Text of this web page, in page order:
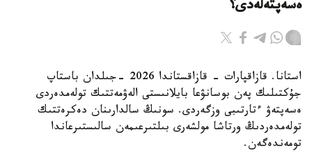
ەسەپتەلەدى؟
استانا. قازاقپارات - قازاقستاندا 2026 -جىلدان باستاپ
جۇكتىلىك پەن بوسانۋعا بايلانىستى الەۋمەتتىك تولەمدەردى
ەسەپتەۋ ءتارتىبى وزگەردى. سونىڭ سالدارىنان دەكرەتتىك
تولەمدەردىڭ ورتاشا مولشەرى بىلتىرعىمەن سالىستىرعاندا
تومەندەگەن.